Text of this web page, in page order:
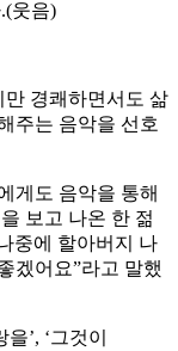
웃음)
경쾌하면서도 삶
주는 음악을 선호
게도 음악을 통해
보고 나온 한 젊
중에 할아버지 나
겠어요”라고 말했
’, ‘그것이